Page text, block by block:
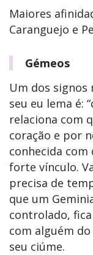
Maiores
Caranguejo e
Gémeos
Um dos signos
seu eu lema é:
relaciona com
coração e por
conhecida
forte vínculo.
precisa de
que um
controlado,
com alguém
seu ciúme.